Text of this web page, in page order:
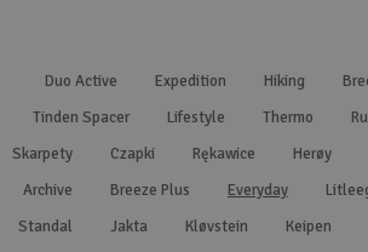
Duo Active Expedition Hiking
Tinden Spacer
Lifestyle Thermo
Skarpety
Czapki Rękawice Herøy
Archive
Breeze Plus Everyday
Standal
Jakta Kløvstein Keipen